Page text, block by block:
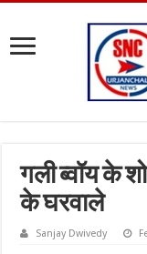
गली ब्वॉय के
के घरवाले
Sanjay Dwivedy